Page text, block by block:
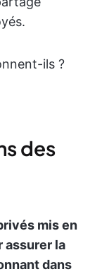
ils ?
des
mis en
assurer la
dans